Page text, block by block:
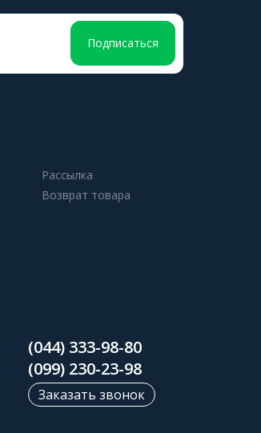
Подписаться
Рассылка
Возврат товара
(044) 333-98-80
(099) 230-23-98
Заказать звонок